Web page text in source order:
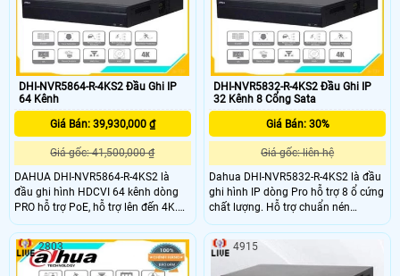
mở rộng lưu trữ.
DHI-NVR5864-R-4KS2 Đầu Ghi IP
64 Kênh
Giá Bán: 39,930,000 ₫
Giá gốc: 41,500,000 ₫
DAHUA DHI-NVR5864-R-4KS2 là
đầu ghi hình HDCVI 64 kênh dòng
PRO hỗ trợ PoE, hỗ trợ lên đến 4K.
Đầu ghi HDCVI DHI-NVR5864-R-
4KS2 thiết kế vỏ kim loại, có khe tản
nhiệt tốt, giúp hệ thống hoạt động
ổn định, lâu dài, cho chất lượng hình
DHI-NVR5832-R-4KS2 Đầu Ghi IP
32 Kênh 8 Cổng Sata
Giá Bán: 30%
Giá gốc: liên hệ
Dahua DHI-NVR5832-R-4KS2 là đầu
ghi hình IP dòng Pro hỗ trợ 8 ổ cứng
chất lượng. Hỗ trợ chuẩn nén
H.265+ giúp tiết kiệm băng thông
và lưu trữ giám sát. hỗ trợ băng
thông đầu vào max 320Mpb
2803 4915